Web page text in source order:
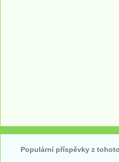
k
o
e
Populární příspěvky z